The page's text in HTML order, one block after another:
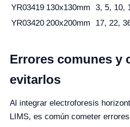
YR03419 130x130mm 3, 5, 10,
YR03420 200x200mm 17, 22,
Errores comunes y
evitarlos
Al integrar electroforesis
LIMS, es común cometer